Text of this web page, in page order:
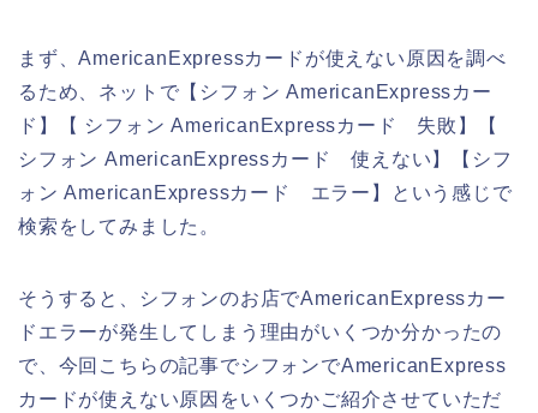
まず、AmericanExpressカードが使えない原因を調べ
るため、ネットで【シフォン AmericanExpressカー
ド】【 シフォン AmericanExpressカード 失敗】【
シフォン AmericanExpressカード 使えない】【シフ
ォン AmericanExpressカード エラー】という感じで
検索をしてみました。
そうすると、シフォンのお店でAmericanExpressカー
ドエラーが発生してしまう理由がいくつか分かったの
で、今回こちらの記事でシフォンでAmericanExpress
カードが使えない原因をいくつかご紹介させていただ